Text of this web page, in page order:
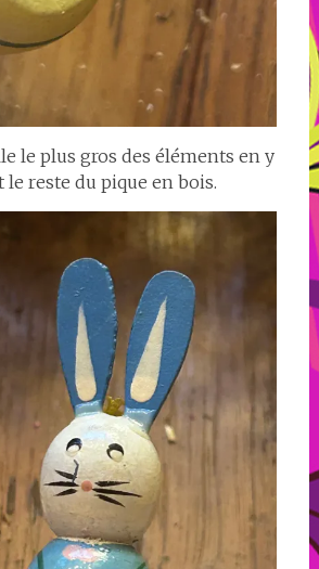
le plus gros des éléments en y
le reste du pique en bois.